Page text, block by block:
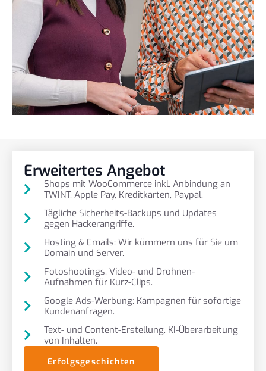
Erweitertes Angebot
Shops mit WooCommerce inkl. Anbindung an
TWINT, Apple Pay, Kreditkarten, Paypal.
Tägliche Sicherheits-Backups und Updates
gegen Hackerangriffe.
Hosting & Emails: Wir kümmern uns für Sie um
Domain und Server.
Fotoshootings, Video- und Drohnen-
Aufnahmen für Kurz-Clips.
Google Ads-Werbung: Kampagnen für sofortige
Kundenanfragen.
Text- und Content-Erstellung. KI-Überarbeitung
von Inhalten.
Erfolgsgeschichten